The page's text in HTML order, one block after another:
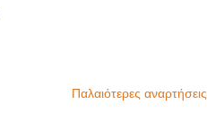
Παλαιότερες αναρτήσεις